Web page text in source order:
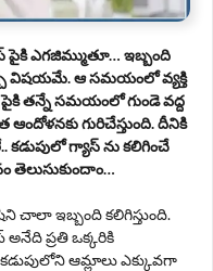
పైకి ఎగజిమ్ముతూ… ఇబ్బంది
విషయమే. ఆ సమయంలో వ్యక్తి
తన్నే సమయంలో గుండె వద్ద
గురిచేస్తుంది. దీనికి
గ్యాస్ ను కలిగించే
తెలుసుకుందాం…
చాలా ఇబ్బంది కలిగిస్తుంది.
ప్రతి ఒక్కరికి
ఆమ్లాలు ఎక్కువగా